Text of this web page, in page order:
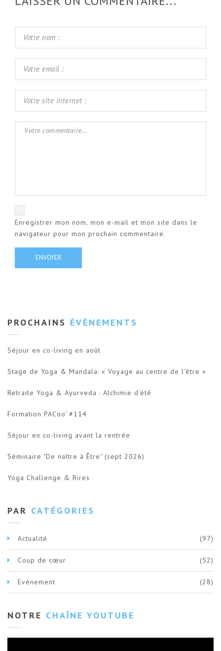
Enregistrer mon nom, mon e-mail et mon site dans le
navigateur pour mon prochain commentaire.
PROCHAINS ÉVÈNEMENTS
Séjour en co-living en août
Stage de Yoga & Mandala: « Voyage au centre de l'être »
Retraite Yoga & Ayurveda : Alchimie d’été
Formation PACoo' #114
Séjour en co-living avant la rentrée
Séminaire "De naître à Être" (sept 2026)
Yoga Challenge & Rires
PAR CATÉGORIES
Actualité (97)
Coup de cœur (52)
Evènement (28)
NOTRE CHAÎNE YOUTUBE